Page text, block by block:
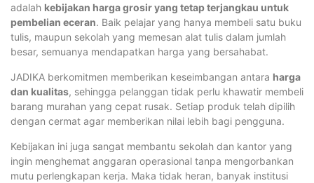
adalah kebijakan harga grosir yang tetap terjangkau untuk
pembelian eceran. Baik pelajar yang hanya membeli satu buku
tulis, maupun sekolah yang memesan alat tulis dalam jumlah
besar, semuanya mendapatkan harga yang bersahabat.
JADIKA berkomitmen memberikan keseimbangan antara harga
dan kualitas, sehingga pelanggan tidak perlu khawatir membeli
barang murahan yang cepat rusak. Setiap produk telah dipilih
dengan cermat agar memberikan nilai lebih bagi pengguna.
Kebijakan ini juga sangat membantu sekolah dan kantor yang
ingin menghemat anggaran operasional tanpa mengorbankan
mutu perlengkapan kerja. Maka tidak heran, banyak institusi